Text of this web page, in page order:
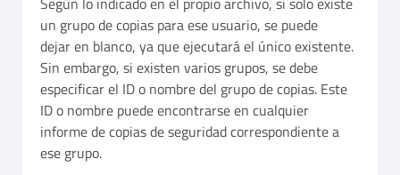
un grupo de copias para ese usuario, se puede
dejar en blanco, ya que ejecutará el único existente.
Sin embargo, si existen varios grupos, se debe
especificar el ID o nombre del grupo de copias. Este
ID o nombre puede encontrarse en cualquier
informe de copias de seguridad correspondiente a
ese grupo.